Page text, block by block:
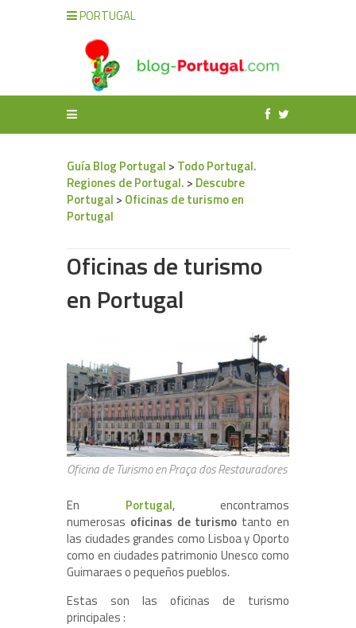
PORTUGAL
Guía Blog Portugal > Todo Portugal.
Regiones de Portugal. > Descubre
Portugal > Oficinas de turismo en
Portugal
Oficinas de turismo
en Portugal
Oficina de Turismo en Praça dos Restauradores
En Portugal, encontramos
numerosas oficinas de turismo tanto en
las ciudades grandes como Lisboa y Oporto
como en ciudades patrimonio Unesco como
Guimaraes o pequeños pueblos.
Estas son las oficinas de turismo
principales :